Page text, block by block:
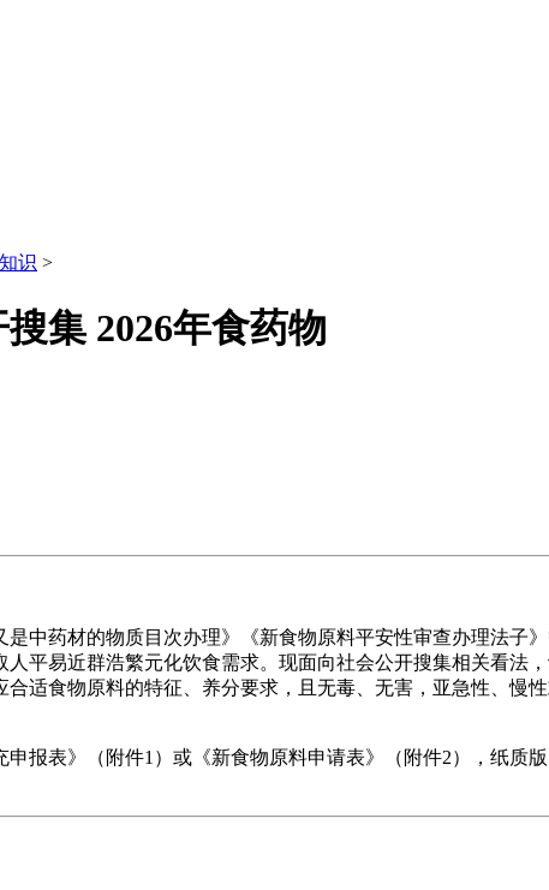
识 >
集 2026年食药物
药材的物质目次办理》《新食物原料平安性审查办理法子
平易近群浩繁元化饮食需求。现面向社会公开搜集相关看法
适食物原料的特征、养分要求，且无毒、无害，亚急性、慢
表》（附件1）或《新食物原料申请表》（附件2），纸质